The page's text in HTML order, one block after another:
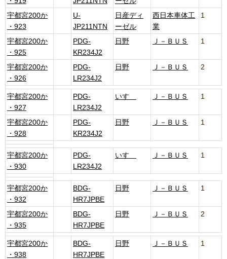
宇都宮200か
・923
U-
JP211NTN
日産ディ
ーゼル
西日本車体工
業
1
宇都宮200か
・925
PDG-
KR234J2
日野 Ｊ－ＢＵＳ 1
宇都宮200か
・926
PDG-
LR234J2
日野 Ｊ－ＢＵＳ 2
宇都宮200か
・927
PDG-
LR234J2
いすゞ Ｊ－ＢＵＳ 1
宇都宮200か
・928
PDG-
KR234J2
日野 Ｊ－ＢＵＳ 1
宇都宮200か
・930
PDG-
LR234J2
いすゞ Ｊ－ＢＵＳ 1
宇都宮200か
・932
BDG-
HR7JPBE
日野 Ｊ－ＢＵＳ 1
宇都宮200か
・935
BDG-
HR7JPBE
日野 Ｊ－ＢＵＳ 2
宇都宮200か
・938
BDG-
HR7JPBE
日野 Ｊ－ＢＵＳ 1